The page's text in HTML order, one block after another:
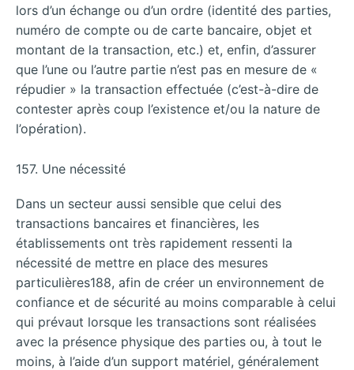
lors d’un échange ou d’un ordre (identité des parties,
numéro de compte ou de carte bancaire, objet et
montant de la transaction, etc.) et, enfin, d’assurer
que l’une ou l’autre partie n’est pas en mesure de «
répudier » la transaction effectuée (c’est-à-dire de
contester après coup l’existence et/ou la nature de
l’opération).
157. Une nécessité
Dans un secteur aussi sensible que celui des
transactions bancaires et financières, les
établissements ont très rapidement ressenti la
nécessité de mettre en place des mesures
particulières188, afin de créer un environnement de
confiance et de sécurité au moins comparable à celui
qui prévaut lorsque les transactions sont réalisées
avec la présence physique des parties ou, à tout le
moins, à l’aide d’un support matériel, généralement